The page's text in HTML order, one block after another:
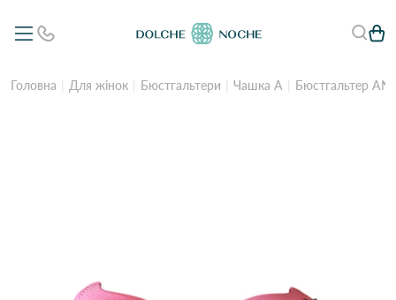
Головна Для жінок Бюстгальтери Чашка А Бюстгальтер